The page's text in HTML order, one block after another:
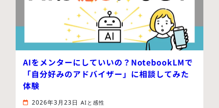
AIをメンターにしていいの？NotebookLMで
「自分好みのアドバイザー」に相談してみた
体験
2026年3月23日 AIと感性